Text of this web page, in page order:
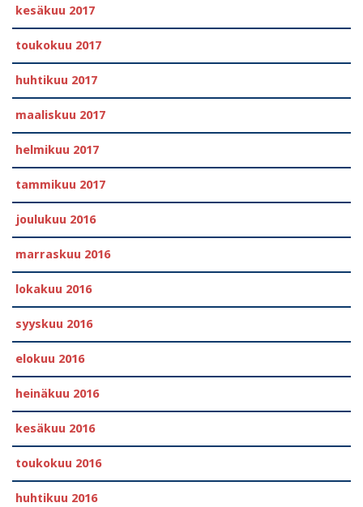
kesäkuu 2017
toukokuu 2017
huhtikuu 2017
maaliskuu 2017
helmikuu 2017
tammikuu 2017
joulukuu 2016
marraskuu 2016
lokakuu 2016
syyskuu 2016
elokuu 2016
heinäkuu 2016
kesäkuu 2016
toukokuu 2016
huhtikuu 2016